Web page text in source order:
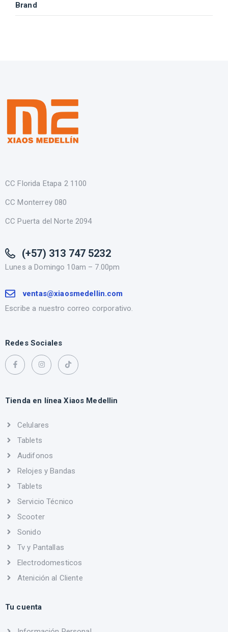
Brand
CC Florida Etapa 2 1100
CC Monterrey 080
CC Puerta del Norte 2094
(+57) 313 747 5232
Lunes a Domingo 10am – 7.00pm
ventas@xiaosmedellin.com
Escribe a nuestro correo corporativo.
Redes Sociales
Tienda en línea Xiaos Medellin
Celulares
Tablets
Audifonos
Relojes y Bandas
Tablets
Servicio Técnico
Scooter
Sonido
Tv y Pantallas
Electrodomesticos
Atenición al Cliente
Tu cuenta